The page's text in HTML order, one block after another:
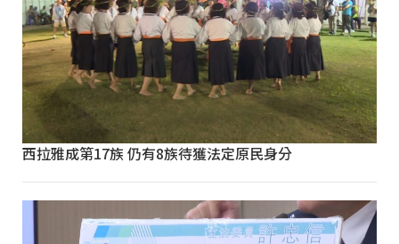
西拉雅成第17族 仍有8族待獲法定原民身分